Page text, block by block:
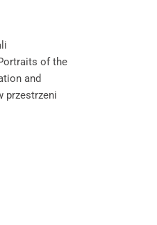
of the
and
przestrzeni